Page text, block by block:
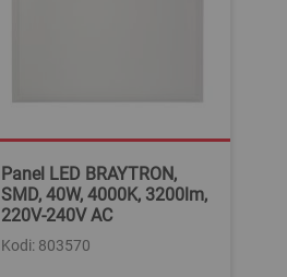
Panel LED BRAYTRON,
SMD, 40W, 4000K, 3200lm,
220V-240V AC
Kodi: 803570